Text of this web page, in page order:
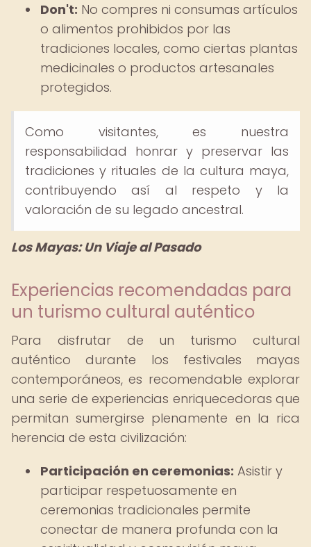
Don't: No compres ni consumas artículos
o alimentos prohibidos por las
tradiciones locales, como ciertas plantas
medicinales o productos artesanales
protegidos.
Como visitantes, es nuestra
responsabilidad honrar y preservar las
tradiciones y rituales de la cultura maya,
contribuyendo así al respeto y la
valoración de su legado ancestral.
Los Mayas: Un Viaje al Pasado
Experiencias recomendadas para
un turismo cultural auténtico
Para disfrutar de un turismo cultural
auténtico durante los festivales mayas
contemporáneos, es recomendable explorar
una serie de experiencias enriquecedoras que
permitan sumergirse plenamente en la rica
herencia de esta civilización:
Participación en ceremonias: Asistir y
participar respetuosamente en
ceremonias tradicionales permite
conectar de manera profunda con la